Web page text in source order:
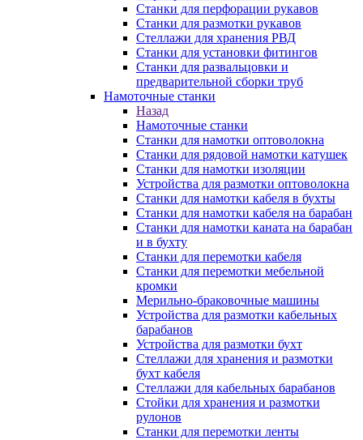
Станки для перфорации рукавов
Станки для размотки рукавов
Стеллажи для хранения РВД
Станки для установки фитингов
Станки для развальцовки и
предварительной сборки труб
Намоточные станки
Назад
Намоточные станки
Станки для намотки оптоволокна
Станки для рядовой намотки катушек
Станки для намотки изоляции
Устройства для размотки оптоволокна
Станки для намотки кабеля в бухты
Станки для намотки кабеля на барабан
Станки для намотки каната на барабан
и в бухту
Станки для перемотки кабеля
Станки для перемотки мебельной
кромки
Мерильно-браковочные машины
Устройства для размотки кабельных
барабанов
Устройства для размотки бухт
Стеллажи для хранения и размотки
бухт кабеля
Стеллажи для кабельных барабанов
Стойки для хранения и размотки
рулонов
Станки для перемотки ленты